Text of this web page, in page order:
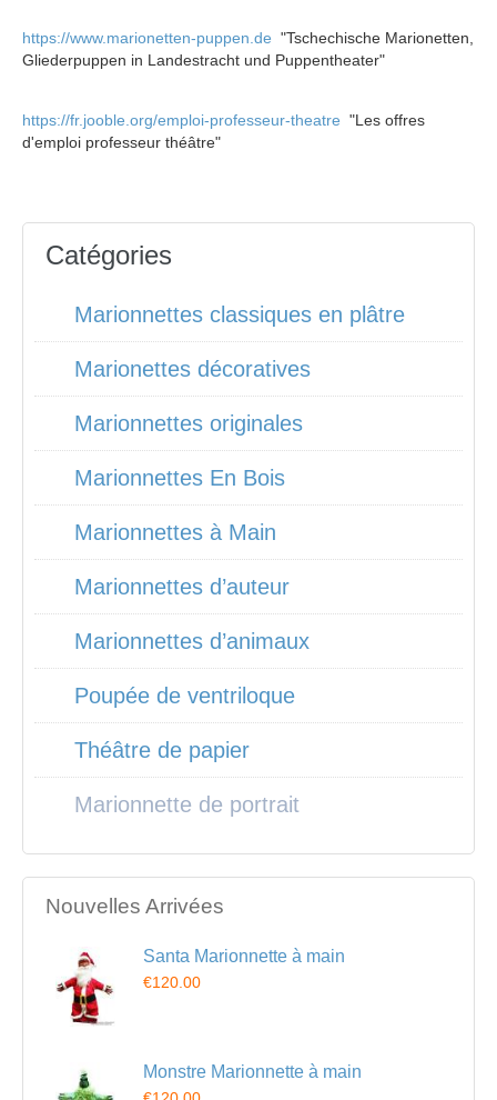
https://www.marionetten-puppen.de "Tschechische Marionetten,
Gliederpuppen in Landestracht und Puppentheater"
https://fr.jooble.org/emploi-professeur-theatre "Les offres
d'emploi professeur théâtre"
Catégories
Marionnettes classiques en plâtre
Marionettes décoratives
Marionnettes originales
Marionnettes En Bois
Marionnettes à Main
Marionnettes d’auteur
Marionnettes d’animaux
Poupée de ventriloque
Théâtre de papier
Marionnette de portrait
Nouvelles Arrivées
Santa Marionnette à main
€120.00
Monstre Marionnette à main